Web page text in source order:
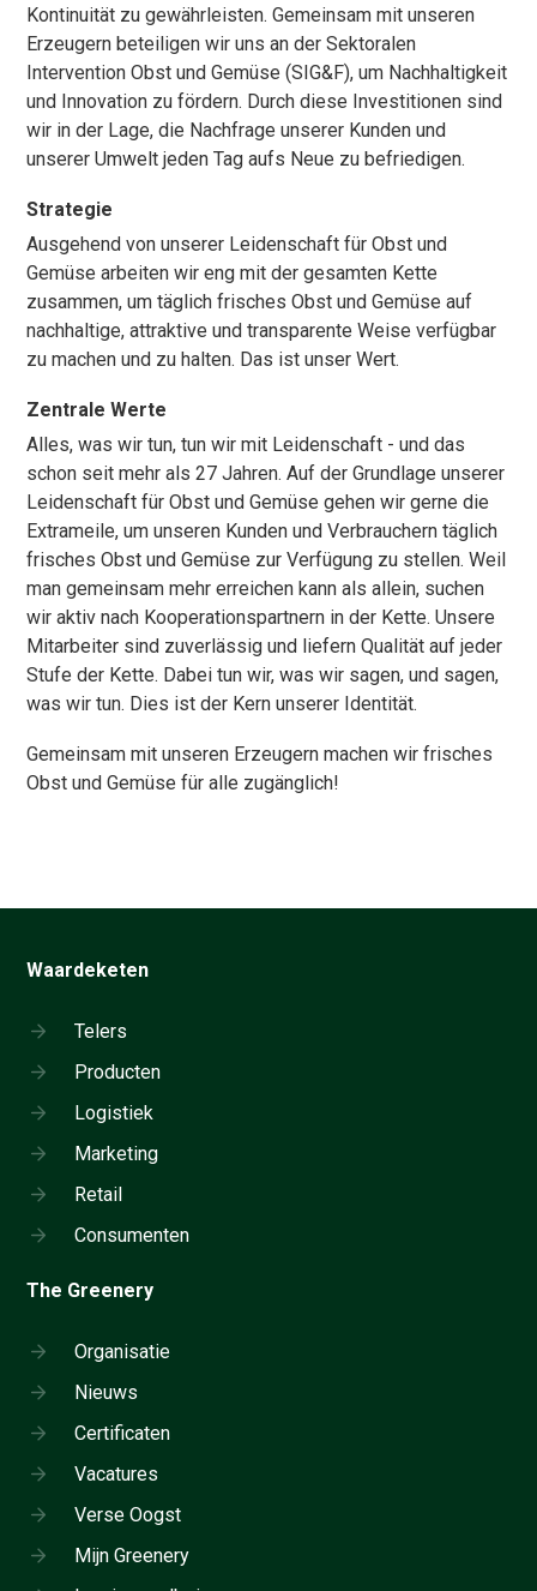
Kontinuität zu gewährleisten. Gemeinsam mit unseren
Erzeugern beteiligen wir uns an der Sektoralen
Intervention Obst und Gemüse (SIG&F), um Nachhaltigkeit
und Innovation zu fördern. Durch diese Investitionen sind
wir in der Lage, die Nachfrage unserer Kunden und
unserer Umwelt jeden Tag aufs Neue zu befriedigen.
Strategie
Ausgehend von unserer Leidenschaft für Obst und
Gemüse arbeiten wir eng mit der gesamten Kette
zusammen, um täglich frisches Obst und Gemüse auf
nachhaltige, attraktive und transparente Weise verfügbar
zu machen und zu halten. Das ist unser Wert.
Zentrale Werte
Alles, was wir tun, tun wir mit Leidenschaft - und das
schon seit mehr als 27 Jahren. Auf der Grundlage unserer
Leidenschaft für Obst und Gemüse gehen wir gerne die
Extrameile, um unseren Kunden und Verbrauchern täglich
frisches Obst und Gemüse zur Verfügung zu stellen. Weil
man gemeinsam mehr erreichen kann als allein, suchen
wir aktiv nach Kooperationspartnern in der Kette. Unsere
Mitarbeiter sind zuverlässig und liefern Qualität auf jeder
Stufe der Kette. Dabei tun wir, was wir sagen, und sagen,
was wir tun. Dies ist der Kern unserer Identität.
Gemeinsam mit unseren Erzeugern machen wir frisches
Obst und Gemüse für alle zugänglich!
Waardeketen
Telers
Producten
Logistiek
Marketing
Retail
Consumenten
The Greenery
Organisatie
Nieuws
Certificaten
Vacatures
Verse Oogst
Mijn Greenery